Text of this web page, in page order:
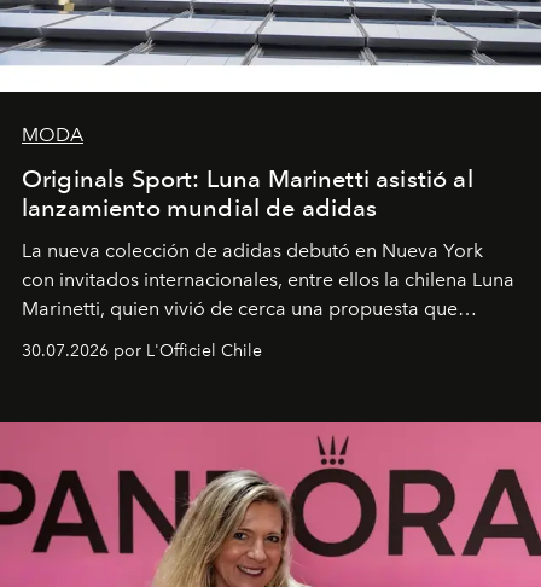
MODA
Originals Sport: Luna Marinetti asistió al
lanzamiento mundial de adidas
La nueva colección de adidas debutó en Nueva York
con invitados internacionales, entre ellos la chilena Luna
Marinetti, quien vivió de cerca una propuesta que
fusiona moda y rendimiento.
30.07.2026 por L'Officiel Chile